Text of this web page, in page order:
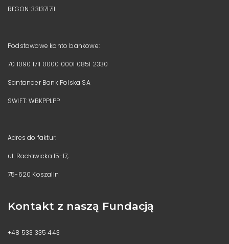
REGON: 331371711
Podstawowe konto bankowe:
70 1090 1711 0000 0001 0851 2330
Santander Bank Polska SA
SWIFT: WBKPPLPP
Adres do faktur:
ul. Racławicka 15-17,
75-620 Koszalin
Kontakt z naszą Fundacją
+48 533 335 443